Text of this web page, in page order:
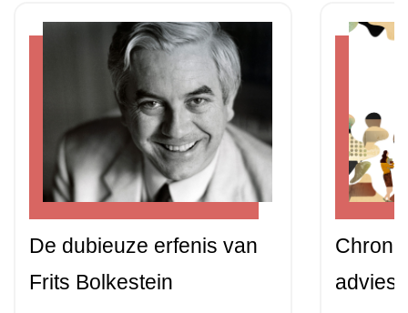
De dubieuze erfenis van
Frits Bolkestein
advies